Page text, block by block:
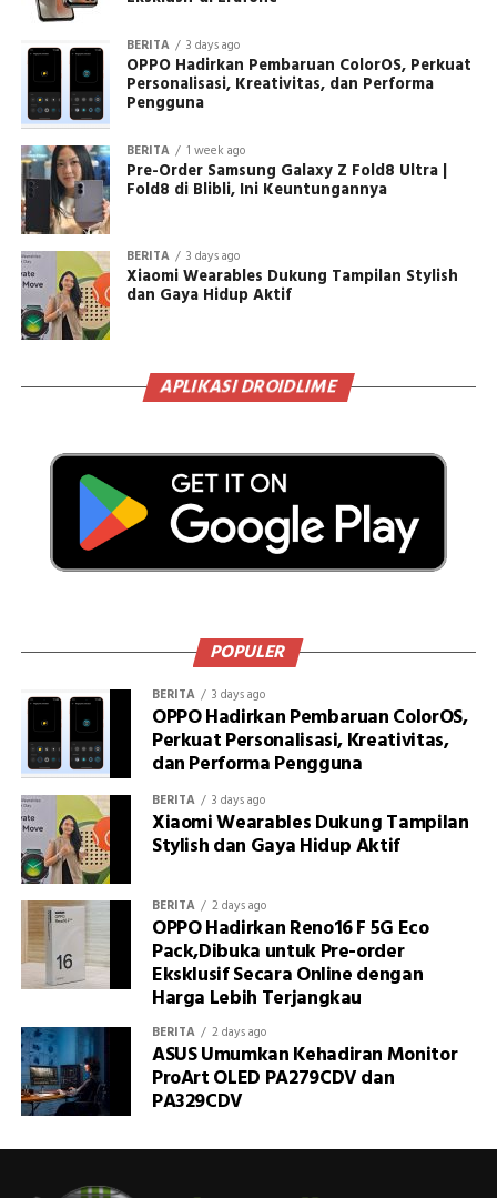
BERITA 3 days ago
OPPO Hadirkan Pembaruan ColorOS, Perkuat
Personalisasi, Kreativitas, dan Performa
Pengguna
BERITA 1 week ago
Pre-Order Samsung Galaxy Z Fold8 Ultra |
Fold8 di Blibli, Ini Keuntungannya
BERITA 3 days ago
Xiaomi Wearables Dukung Tampilan Stylish
dan Gaya Hidup Aktif
APLIKASI DROIDLIME
POPULER
BERITA 3 days ago
OPPO Hadirkan Pembaruan ColorOS,
Perkuat Personalisasi, Kreativitas,
dan Performa Pengguna
BERITA 3 days ago
Xiaomi Wearables Dukung Tampilan
Stylish dan Gaya Hidup Aktif
BERITA 2 days ago
OPPO Hadirkan Reno16 F 5G Eco
Pack,Dibuka untuk Pre-order
Eksklusif Secara Online dengan
Harga Lebih Terjangkau
BERITA 2 days ago
ASUS Umumkan Kehadiran Monitor
ProArt OLED PA279CDV dan
PA329CDV